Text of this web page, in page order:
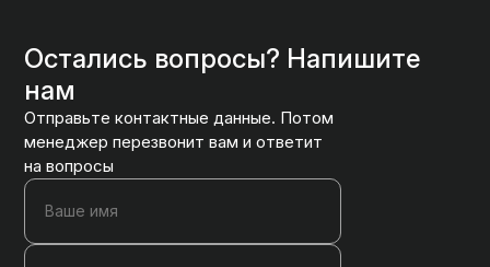
Остались вопросы? Напишите
нам
Отправьте контактные данные. Потом
менеджер перезвонит вам и ответит
на вопросы